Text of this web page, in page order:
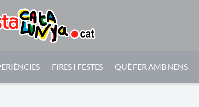
FIRES I FESTES QUÈ FER AMB NENS